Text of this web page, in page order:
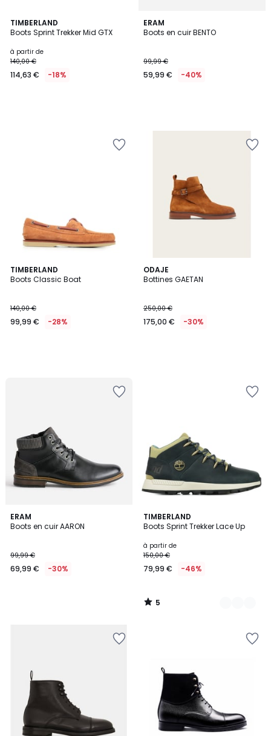
TIMBERLAND
Boots Sprint Trekker Mid GTX
à partir de
140,00 €
114,63 € -18%
ERAM
Boots en cuir BENTO
99,99 €
59,99 € -40%
TIMBERLAND
Boots Classic Boat
140,00 €
99,99 € -28%
ODAJE
Bottines GAETAN
250,00 €
175,00 € -30%
ERAM
Boots en cuir AARON
99,99 €
69,99 € -30%
TIMBERLAND
Boots Sprint Trekker Lace Up
à partir de
150,00 €
79,99 € -46%
5
/
2
Couleurs
5
/